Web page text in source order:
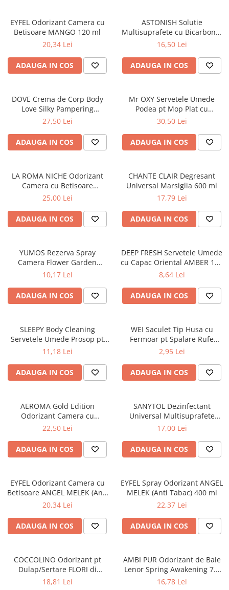
Sampon
EYFEL Odorizant Camera cu
Betisoare MANGO 120 ml
20,34 Lei
ADAUGA IN COS
ASTONISH Solutie
Multisuprafete cu Bicarbonat
de Sodiu 750 ml
16,50 Lei
ADAUGA IN COS
DOVE Crema de Corp Body
Love Silky Pampering
Hidratare & Nutritie 300 ml
27,50 Lei
ADAUGA IN COS
Mr OXY Servetele Umede
Podea pt Mop Plat cu
Bicarbonat 50 buc
30,50 Lei
ADAUGA IN COS
LA ROMA NICHE Odorizant
Camera cu Betisoare
MADEMOSELLE 120 ml
25,00 Lei
ADAUGA IN COS
CHANTE CLAIR Degresant
Universal Marsiglia 600 ml
17,79 Lei
ADAUGA IN COS
YUMOS Rezerva Spray
Camera Flower Garden
(YUMOS ROZ) 260 ml
10,17 Lei
ADAUGA IN COS
DEEP FRESH Servetele Umede
cu Capac Oriental AMBER 120
buc
8,64 Lei
ADAUGA IN COS
SLEEPY Body Cleaning
Servetele Umede Prosop pt
Igiena Corporala Sensitive XL
11,18 Lei
ADAUGA IN COS
WEI Saculet Tip Husa cu
Fermoar pt Spalare Rufe
Delicate in Masina de Spalat
2,95 Lei
ADAUGA IN COS
AEROMA Gold Edition
Odorizant Camera cu
Betisoare Intense Vibe 125 ml
22,50 Lei
ADAUGA IN COS
SANYTOL Dezinfectant
Universal Multisuprafete
500ml
17,00 Lei
ADAUGA IN COS
EYFEL Odorizant Camera cu
Betisoare ANGEL MELEK (Anti
Tabac) 120 ml
20,34 Lei
ADAUGA IN COS
EYFEL Spray Odorizant ANGEL
MELEK (Anti Tabac) 400 ml
22,37 Lei
ADAUGA IN COS
COCCOLINO Odorizant pt
Dulap/Sertare FLORI di
PRIMAVERA 3 buc
18,81 Lei
AMBI PUR Odorizant de Baie
Lenor Spring Awakening 7.5
ml
16,78 Lei